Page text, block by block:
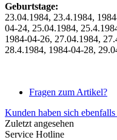
Geburtstage:
23.04.1984, 23.4.1984,
04-24, 25.04.1984,
1984-04-26, 27.04.1984,
28.4.1984, 1984-04-28,
Fragen zum Artikel?
Kunden haben sich ebenfalls
Zuletzt angesehen
Service Hotline